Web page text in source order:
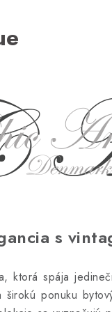
s
ktorá spája
širokú ponuku